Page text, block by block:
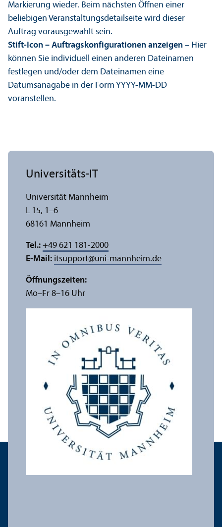
Markierung wieder. Beim nächsten Öffnen einer
beliebigen Veranstaltungs­detailseite wird dieser
Auftrag vorausgewählt sein.
Stift-Icon – Auftragskonfigurationen anzeigen – Hier
können Sie individuell einen anderen Dateinamen
festlegen und/oder dem Dateinamen eine
Datumsanagabe in der Form YYYY-MM-DD
voranstellen.
Universitäts-IT
Universität Mannheim
L 15, 1–6
68161 Mannheim
Tel.: +49 621 181-2000
E-Mail: itsupport@uni-mannheim.de
Öffnungs­zeiten:
Mo–Fr 8–16 Uhr